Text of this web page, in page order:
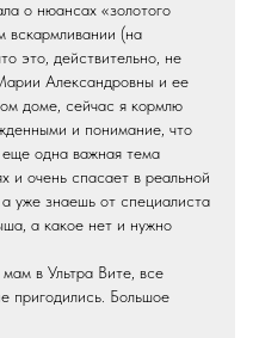
о нюансах «золотого
вскармливании (на
это, действительно, не
Александровны и ее
доме, сейчас я кормлю
и понимание, что
одна важная тема
и очень спасает в реальной
уже знаешь от специалиста
а какое нет и нужно
в Ультра Вите, все
пригодились. Большое
САЙТУ